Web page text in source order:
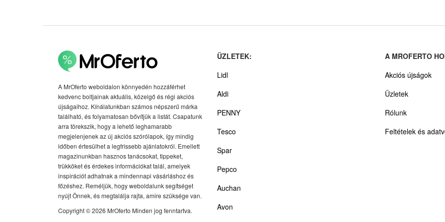
A MrOferto weboldalon könnyedén hozzáférhet
kedvenc boltjainak aktuális, közelgő és régi akciós
újságaihoz. Kínálatunkban számos népszerű márka
található, és folyamatosan bővítjük a listát. Csapatunk
arra törekszik, hogy a lehető leghamarabb
megjelenjenek az új akciós szórólapok, így mindig
időben értesülhet a legfrissebb ajánlatokról. Emellett
magazinunkban hasznos tanácsokat, tippeket,
trükköket és érdekes információkat talál, amelyek
inspirációt adhatnak a mindennapi vásárláshoz és
főzéshez. Reméljük, hogy weboldalunk segítséget
nyújt Önnek, és megtalálja rajta, amire szüksége van.
Copyright © 2026 MrOferto Minden jog fenntartva.
ÜZLETEK:
Lidl
Aldi
PENNY
Tesco
Spar
Pepco
Auchan
Avon
A MROFERTO
Akciós újságok
Üzletek
Rólunk
Feltételek és